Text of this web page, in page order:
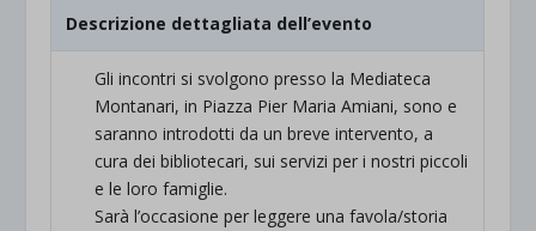
Descrizione dettagliata dell’evento
Gli incontri si svolgono presso la Mediateca
Montanari, in Piazza Pier Maria Amiani, sono e
saranno introdotti da un breve intervento, a
cura dei bibliotecari, sui servizi per i nostri piccoli
e le loro famiglie.
Sarà l’occasione per leggere una favola/storia